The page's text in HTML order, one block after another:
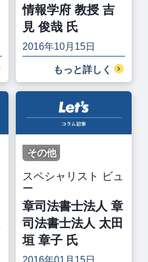
情報学府 教授 吉
見 俊哉 氏
2016年10月15日
もっと詳しく
その他
スペシャリスト ビュ
ー
章司法書士法人 章
司法書士法人 太田
垣 章子 氏